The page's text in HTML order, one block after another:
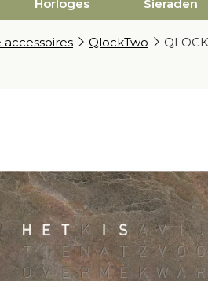
Horloges Sieraden
accessoires QlockTwo